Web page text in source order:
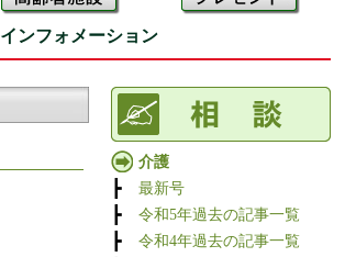
インフォメーション
介護
┣ 最新号
┣ 令和5年過去の記事一覧
┣ 令和4年過去の記事一覧